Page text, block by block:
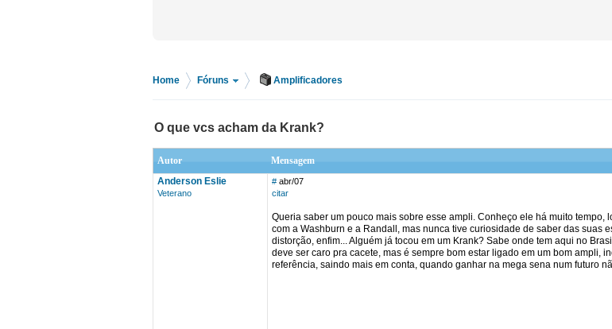
Home Fóruns Amplificadores
O que vcs acham da Krank?
Autor
Mensagem
Anderson Eslie
Veterano
# abr/07
citar
Queria saber um pouco mais sobre esse ampli. Conheço ele há muito
com a Washburn e a Randall, mas nunca tive curiosidade de saber das suas
distorção, enfim... Alguém já tocou em um Krank? Sabe onde tem aqui no
deve ser caro pra cacete, mas é sempre bom estar ligado em um bom ampli,
referência, saindo mais em conta, quando ganhar na mega sena num futuro